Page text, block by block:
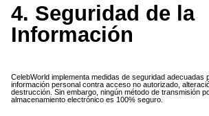
4. Seguridad de la
Información
CelebWorld implementa medidas de seguridad adecuadas
información personal contra acceso no autorizado,
destrucción. Sin embargo, ningún método de transmisión
almacenamiento electrónico es 100% seguro.